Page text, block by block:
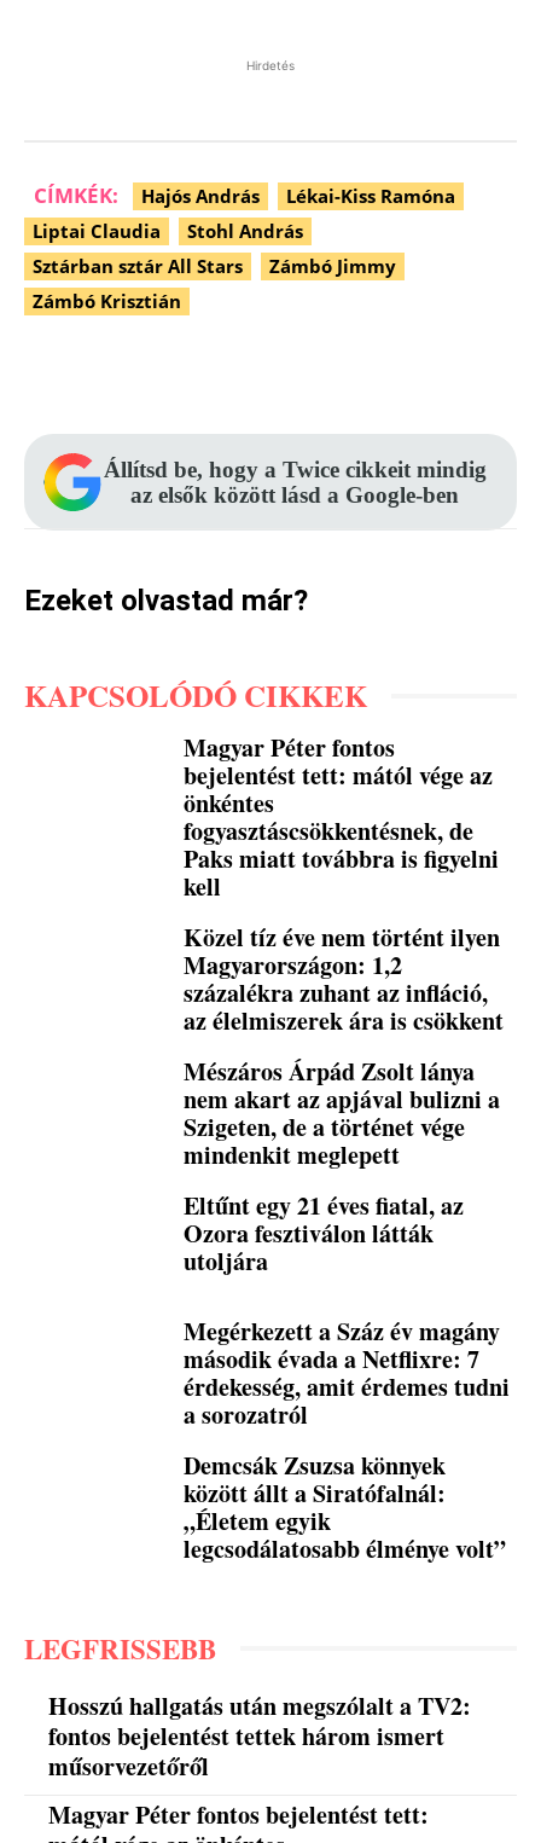
Hirdetés
CÍMKÉK: Hajós András
Lékai-Kiss Ramóna
Liptai Claudia
Stohl András
Sztárban sztár All Stars
Zámbó Jimmy
Zámbó Krisztián
Állítsd be, hogy a Twice cikkeit mindig
az elsők között lásd a Google-ben
Ezeket olvastad már?
KAPCSOLÓDÓ CIKKEK
Magyar Péter fontos
bejelentést tett: mától vége az
önkéntes
fogyasztáscsökkentésnek, de
Paks miatt továbbra is figyelni
kell
Közel tíz éve nem történt ilyen
Magyarországon: 1,2
százalékra zuhant az infláció,
az élelmiszerek ára is csökkent
Mészáros Árpád Zsolt lánya
nem akart az apjával bulizni a
Szigeten, de a történet vége
mindenkit meglepett
Eltűnt egy 21 éves fiatal, az
Ozora fesztiválon látták
utoljára
Megérkezett a Száz év magány
második évada a Netflixre: 7
érdekesség, amit érdemes tudni
a sorozatról
Demcsák Zsuzsa könnyek
között állt a Siratófalnál:
„Életem egyik
legcsodálatosabb élménye volt”
LEGFRISSEBB
Hosszú hallgatás után megszólalt a TV2:
fontos bejelentést tettek három ismert
műsorvezetőről
Magyar Péter fontos bejelentést tett: